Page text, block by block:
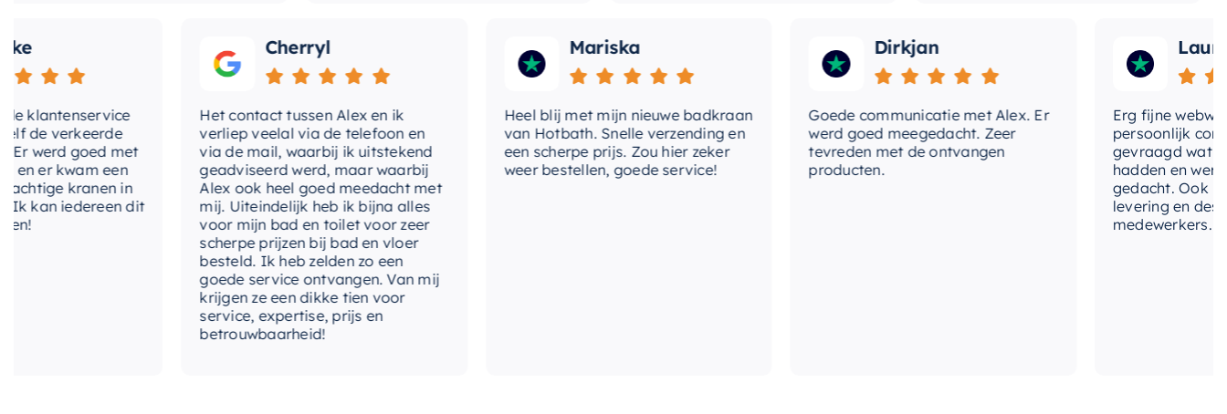
verkeerde
goed met
kwam een
kranen in
iedereen dit
Cherryl
Het contact tussen Alex en ik
verliep veelal via de telefoon en
via de mail, waarbij ik uitstekend
geadviseerd werd, maar waarbij
Alex ook heel goed meedacht met
mij. Uiteindelijk heb ik bijna alles
voor mijn bad en toilet voor zeer
scherpe prijzen bij bad en vloer
besteld. Ik heb zelden zo een
goede service ontvangen. Van mij
krijgen ze een dikke tien voor
service, expertise, prijs en
betrouwbaarheid!
Mariska
Heel blij met mijn nieuwe badkraan
van Hotbath. Snelle verzending en
een scherpe prijs. Zou hier zeker
weer bestellen, goede service!
Dirkjan
Goede communicatie met Alex. Er
werd goed meegedacht. Zeer
tevreden met de ontvangen
producten.
Laura
Erg fijne webwinkel,
persoonlijk contact
gevraagd wat we
hadden en werd
gedacht. Ook in de
levering en
medewerkers. Wij